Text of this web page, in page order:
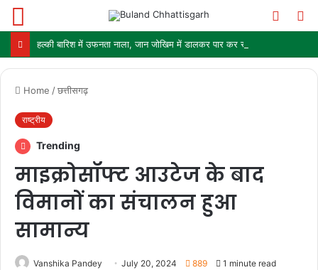
Switch
Home /छत्तीसगढ़
राष्ट्रीय
Trending
माइक्रोसॉफ्ट आउटेज के बाद
विमानों का संचालन हुआ
सामान्य
Vanshika Pandey July 20, 2024 889 1 minute read